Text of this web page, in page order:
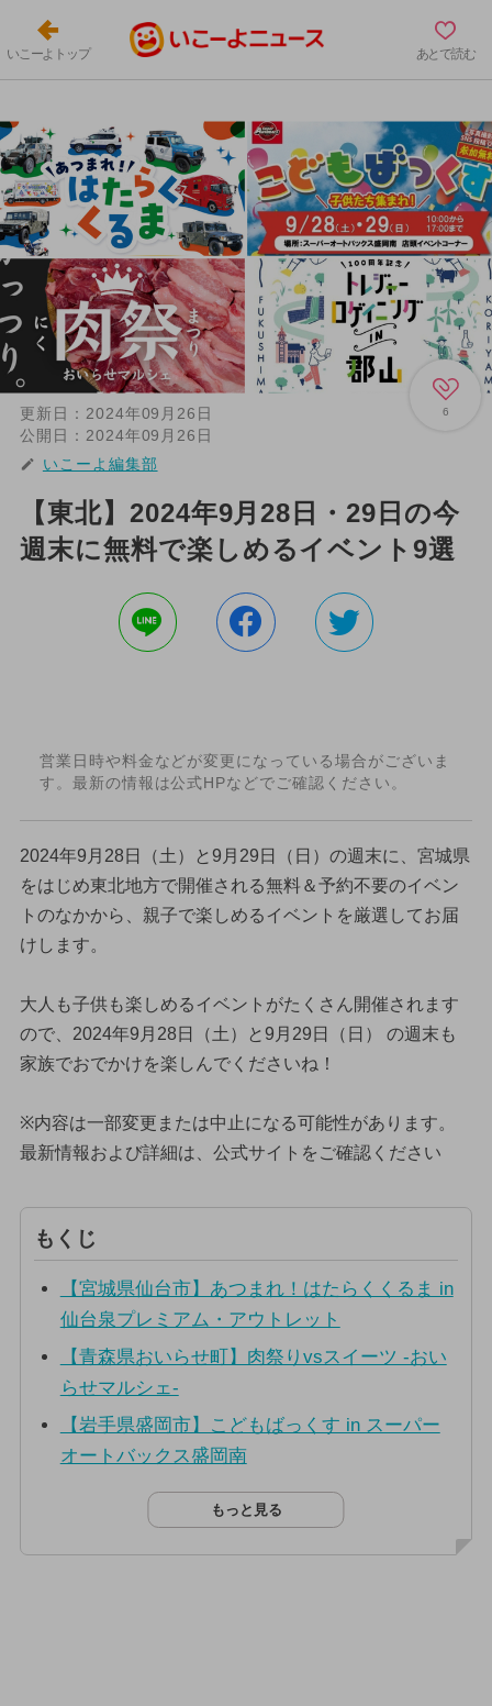
いこーよトップ あとで読む
6
更新日： 2024年09月26日
公開日： 2024年09月26日
いこーよ編集部
【東北】2024年9月28日・29日の今
週末に無料で楽しめるイベント9選
営業日時や料金などが変更になっている場合がございま
す。最新の情報は公式HPなどでご確認ください。
2024年9月28日（土）と9月29日（日）の週末に、宮城県
をはじめ東北地方で開催される無料＆予約不要のイベン
トのなかから、親子で楽しめるイベントを厳選してお届
けします。
大人も子供も楽しめるイベントがたくさん開催されます
ので、2024年9月28日（土）と9月29日（日） の週末も
家族でおでかけを楽しんでくださいね！
※内容は一部変更または中止になる可能性があります。
最新情報および詳細は、公式サイトをご確認ください
もくじ
【宮城県仙台市】あつまれ！はたらくくるま in
仙台泉プレミアム・アウトレット
【青森県おいらせ町】肉祭りvsスイーツ -おい
らせマルシェ-
【岩手県盛岡市】こどもばっくす in スーパー
オートバックス盛岡南
もっと見る